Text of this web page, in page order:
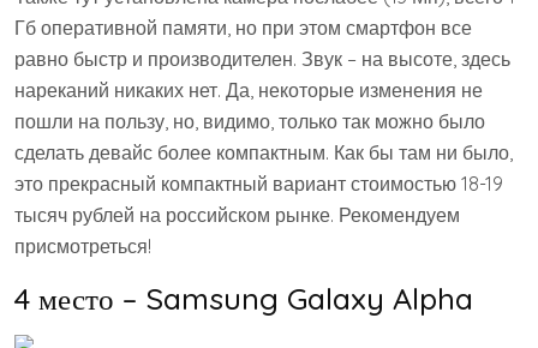
Гб оперативной памяти, но при этом смартфон все
равно быстр и производителен. Звук – на высоте, здесь
нареканий никаких нет. Да, некоторые изменения не
пошли на пользу, но, видимо, только так можно было
сделать девайс более компактным. Как бы там ни было,
это прекрасный компактный вариант стоимостью 18-19
тысяч рублей на российском рынке. Рекомендуем
присмотреться!
4 место – Samsung Galaxy Alpha